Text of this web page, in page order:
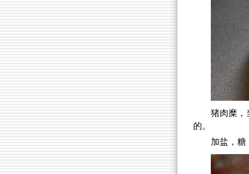
猪肉糜，
的。
加盐，糖